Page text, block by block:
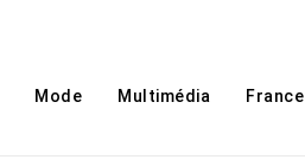
Mode Multimédia France